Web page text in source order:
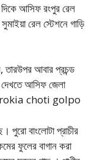
দিকে আসিফ রংপুর রেল
রেল স্টেশনে গাড়ি
আবার প্রচন্ড
দেখতে আসিফ জেলা
choti golpo
পুরো বাংলোটা প্রাচীর
ফুলের বাগান করা